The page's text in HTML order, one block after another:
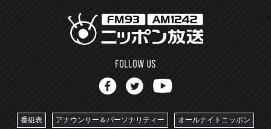
番組表 アナウンサー＆パーソナリティー オールナイトニッポン